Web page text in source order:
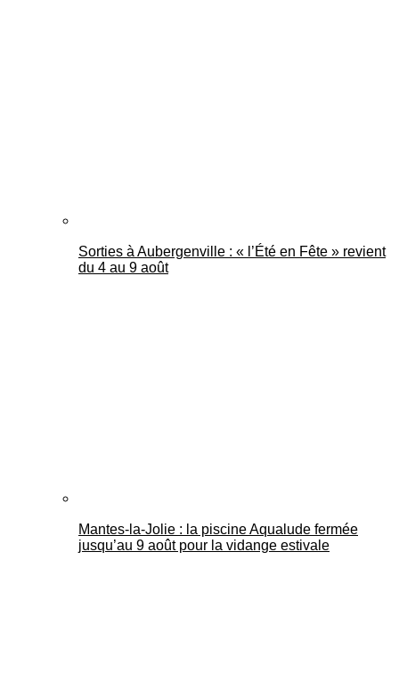
Sorties à Aubergenville : « l’Été en Fête » revient
du 4 au 9 août
Mantes-la-Jolie : la piscine Aqualude fermée
jusqu’au 9 août pour la vidange estivale